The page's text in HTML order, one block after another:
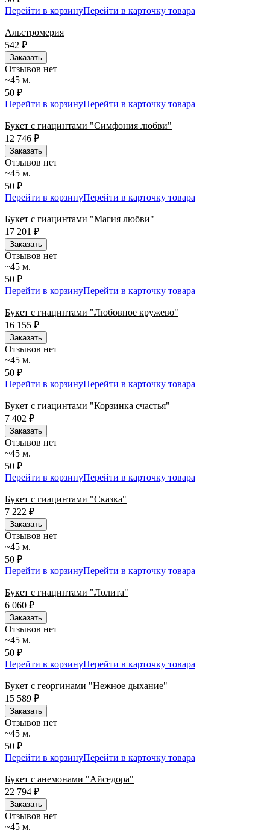
Перейти в корзинуПерейти в карточку товара
Альстромерия
542 ₽
Заказать
Отзывов нет
~45 м.
50 ₽
Перейти в корзинуПерейти в карточку товара
Букет с гиацинтами "Симфония любви"
12 746 ₽
Заказать
Отзывов нет
~45 м.
50 ₽
Перейти в корзинуПерейти в карточку товара
Букет с гиацинтами "Магия любви"
17 201
₽
Заказать
Отзывов нет
~45 м.
50 ₽
Перейти в корзинуПерейти в карточку товара
Букет с гиацинтами "Любовное кружево"
16 155 ₽
Заказать
Отзывов нет
~45 м.
50 ₽
Перейти в корзинуПерейти в карточку товара
Букет с гиацинтами "Корзинка счастья"
7 402 ₽
Заказать
Отзывов нет
~45 м.
50 ₽
Перейти в корзинуПерейти в карточку товара
Букет с гиацинтами "Сказка"
7 222 ₽
Заказать
Отзывов нет
~45 м.
50 ₽
Перейти в корзинуПерейти в карточку товара
Букет с гиацинтами "Лолита"
6 060 ₽
Заказать
Отзывов нет
~45 м.
50 ₽
Перейти в корзинуПерейти в карточку товара
Букет с георгинами "Нежное дыхание"
15 589 ₽
Заказать
Отзывов нет
~45 м.
50 ₽
Перейти в корзинуПерейти в карточку товара
Букет с анемонами "Айседора"
22 794 ₽
Заказать
Отзывов нет
~45 м.